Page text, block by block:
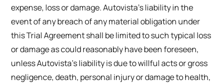
expense, loss or damage. Autovista’s liability in the
event of any breach of any material obligation under
this Trial Agreement shall be limited to such typical loss
or damage as could reasonably have been foreseen,
unless Autovista’s liability is due to willful acts or gross
negligence, death, personal injury or damage to health,